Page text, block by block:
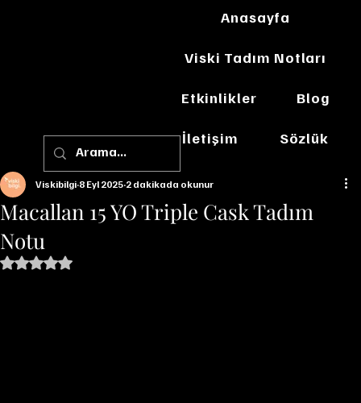
Anasayfa
Viski Tadım Notları
Etkinlikler Blog
İletişim Sözlük
Macallan 15 YO Triple Cask Tadım
Notu
Viskibilgi 8 Eyl 2025 2 dakikada okunur
5 üzerinden NaN yıldız